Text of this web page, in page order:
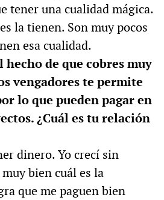
tener una cualidad mágica.
la tienen. Son muy pocos
esa cualidad.
de que cobres muy
vengadores te permite
lo que pueden pagar en
¿Cuál es tu relación
dinero. Yo crecí sin
bien cuál es la
que me paguen bien